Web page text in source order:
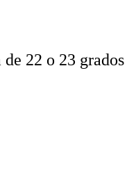
de 22 o 23